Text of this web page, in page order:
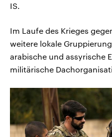
IS.
Im Laufe des Krieges
weitere lokale
arabische und assyrische
militärische